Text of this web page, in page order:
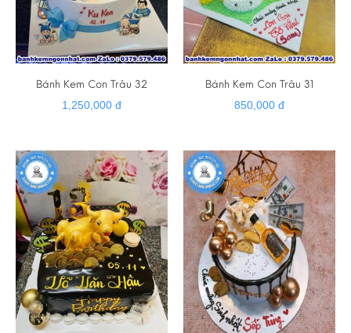
Bánh Kem Con Trâu 32
1,250,000 đ
Bánh Kem Con Trâu 31
850,000 đ